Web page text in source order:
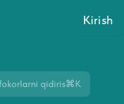
Kirish
⌘K